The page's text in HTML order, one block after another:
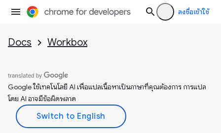
ลงชื่อเข้าใช้
Docs Workbox
Google ใช้เทคโนโลยี AI เพื่อแปลเนื้อหาเป็นภาษาที่คุณต้องการ การแปล
โดย AI อาจมีข้อผิดพลาด